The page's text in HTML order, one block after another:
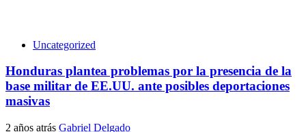
Uncategorized
Honduras plantea problemas por la presencia de la
base militar de EE.UU. ante posibles deportaciones
masivas
2 años atrás Gabriel Delgado